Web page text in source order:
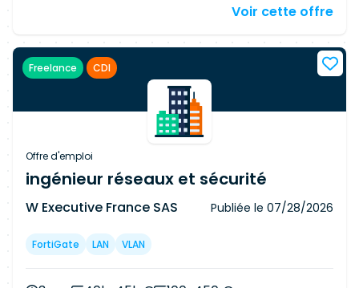
Wi-Fi et SD-WAN. ✅ Participer à la qualification
réseaux. ✅ Piloter à distance les opérations de
remplacement de matériels, y compris en
heures non ouvrées. ✅ Participer aux astreintes
(du vendredi au vendredi). ✅ Collaborer avec
les équipes projets, les ingénieurs référents et
les partenaires techniques.
Voir cette offre
Freelance CDI
Offre d'emploi
ingénieur réseaux et sécurité
W Executive France SAS Publiée le 07/28/2026
FortiGate LAN VLAN